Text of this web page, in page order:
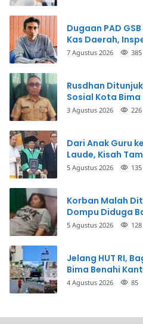
Dugaan PAD
Kas Daerah,
Terkait
7 Agustus 2026 385
Rusdhan
Sosial Kota Bima
3 Agustus 2026 226
Dari Anak Guru
Laude, Kisah
5 Agustus 2026 135
Korban Malah
Dompu Diduga
Penganiayaan
5 Agustus 2026 128
Jelang HUT RI,
Bima Benahi
4 Agustus 2026 85